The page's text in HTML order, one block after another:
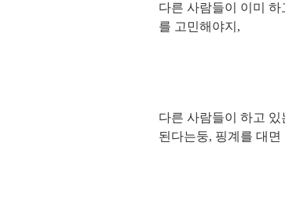
다른 사람들이 이미
를 고민해야지,
다른 사람들이 하고
된다는둥, 핑계를 대면